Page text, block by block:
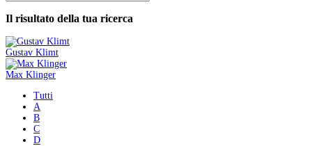
Il risultato della tua ricerca
Gustav Klimt
Max Klinger
Tutti
A
B
C
D